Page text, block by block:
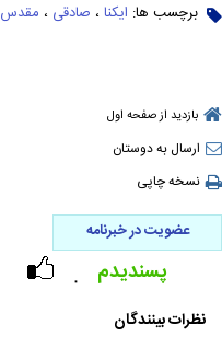
برچسب ها: ایکنا ، صادقی ، مقدس
بازدید از صفحه اول
ارسال به دوستان
نسخه چاپی
عضویت در خبرنامه
۰ پسندیدم
نظرات بینندگان